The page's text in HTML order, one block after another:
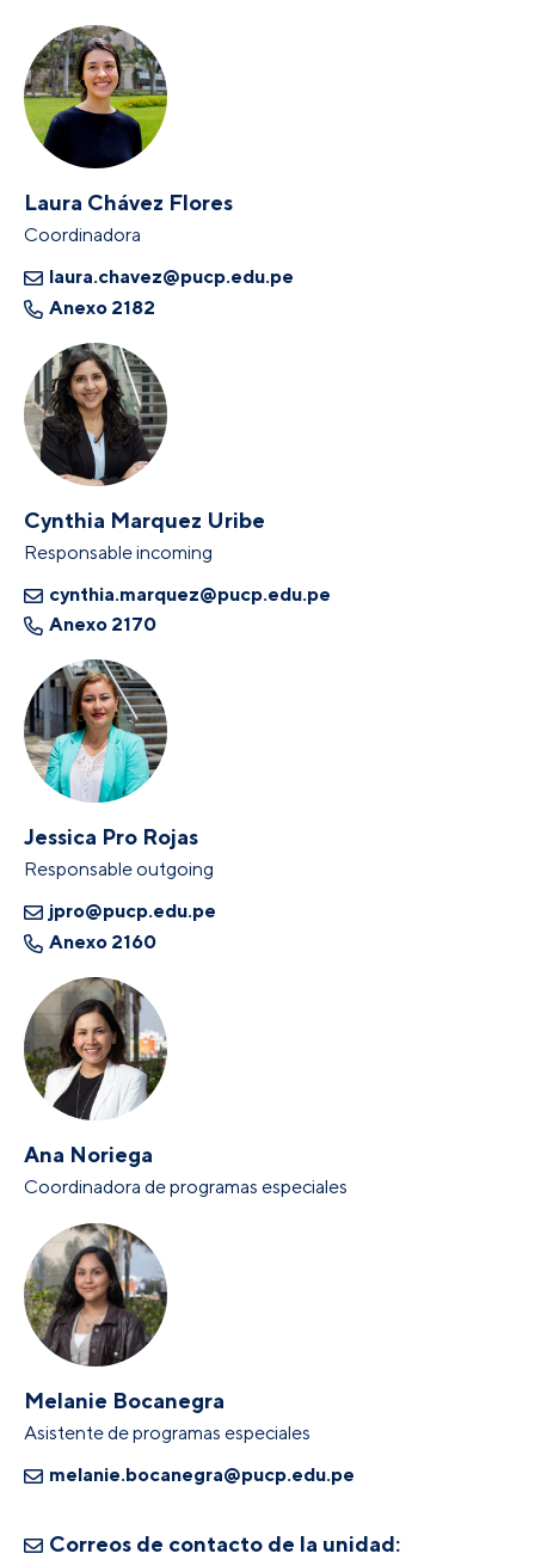
Laura Chávez Flores
Coordinadora
laura.chavez@pucp.edu.pe
Anexo 2182
Cynthia Marquez Uribe
Responsable incoming
cynthia.marquez@pucp.edu.pe
Anexo 2170
Jessica Pro Rojas
Responsable outgoing
jpro@pucp.edu.pe
Anexo 2160
Ana Noriega
Coordinadora de programas especiales
Melanie Bocanegra
Asistente de programas especiales
melanie.bocanegra@pucp.edu.pe
Correos de contacto de la unidad: